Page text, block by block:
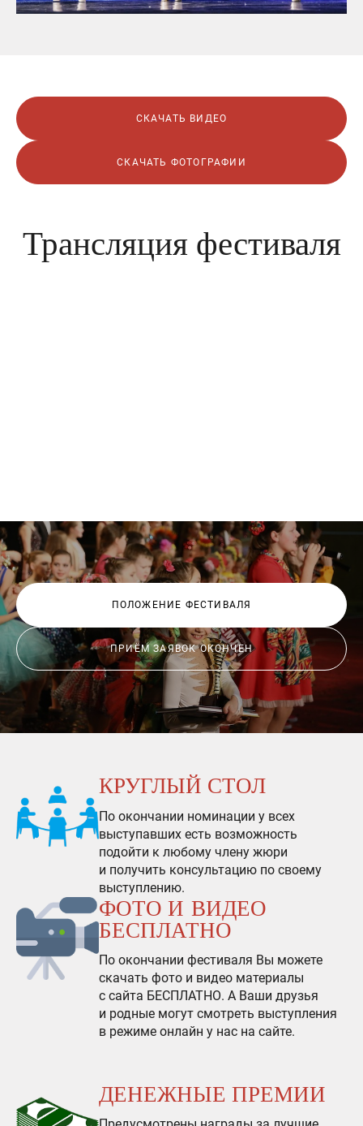
СКАЧАТЬ ВИДЕО
СКАЧАТЬ ФОТОГРАФИИ
Трансляция фестиваля
ПОЛОЖЕНИЕ ФЕСТИВАЛЯ
ПРИЁМ ЗАЯВОК ОКОНЧЕН
КРУГЛЫЙ СТОЛ
По окончании номинации у всех
выступавших есть возможность
подойти к любому члену жюри
и получить консультацию по своему
выступлению.
ФОТО И ВИДЕО
БЕСПЛАТНО
По окончании фестиваля Вы можете
скачать фото и видео материалы
с сайта БЕСПЛАТНО. А Ваши друзья
и родные могут смотреть выступления
в режиме онлайн у нас на сайте.
ДЕНЕЖНЫЕ ПРЕМИИ